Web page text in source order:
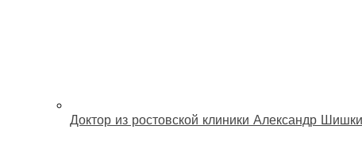
Доктор из ростовской клиники Александр